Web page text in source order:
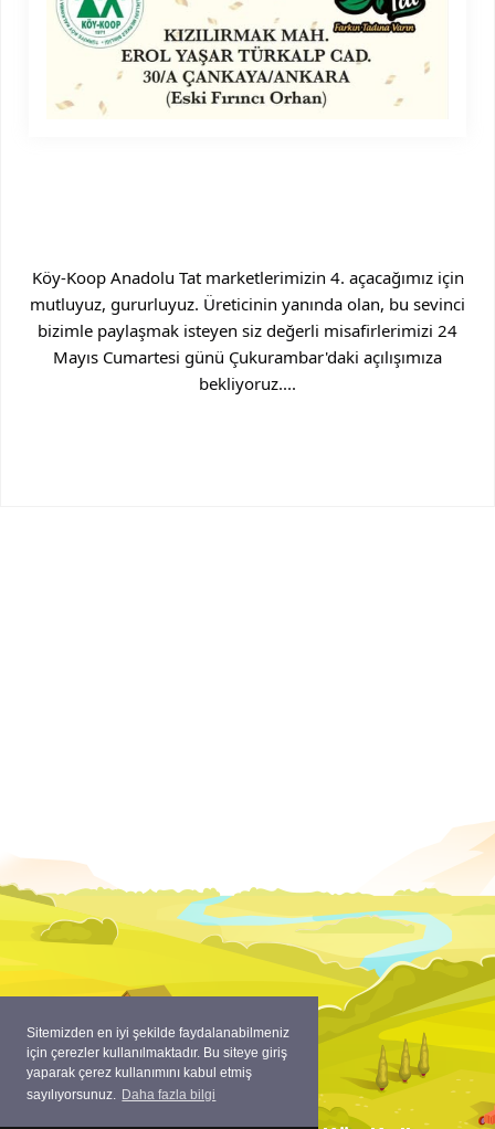
Sitemizden en iyi şekilde faydalanabilmeniz
için çerezler kullanılmaktadır. Bu siteye giriş
yaparak çerez kullanımını kabul etmiş
sayılıyorsunuz. Daha fazla bilgi
Köy-Koop Anadolu Tat marketlerimizin 4. açacağımız için
mutluyuz, gururluyuz. Üreticinin yanında olan, bu sevinci
bizimle paylaşmak isteyen siz değerli misafirlerimizi 24
Mayıs Cumartesi günü Çukurambar'daki açılışımıza
bekliyoruz....